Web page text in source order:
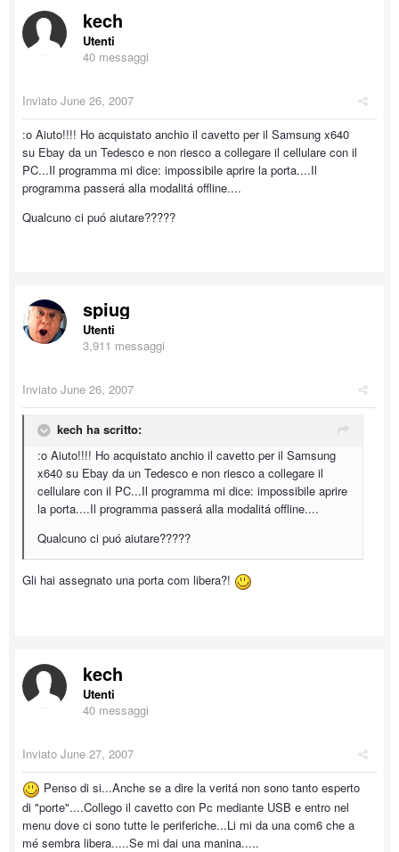
kech
Utenti
40 messaggi
Inviato June 26, 2007
:o Aiuto!!!! Ho acquistato anchio il cavetto per il Samsung x640
su Ebay da un Tedesco e non riesco a collegare il cellulare con il
PC...Il programma mi dice: impossibile aprire la porta....Il
programma passerá alla modalitá offline....
Qualcuno ci puó aiutare?????
spiug
Utenti
3,911 messaggi
Inviato June 26, 2007
kech ha scritto:
:o Aiuto!!!! Ho acquistato anchio il cavetto per il Samsung
x640 su Ebay da un Tedesco e non riesco a collegare il
cellulare con il PC...Il programma mi dice: impossibile aprire
la porta....Il programma passerá alla modalitá offline....
Qualcuno ci puó aiutare?????
Gli hai assegnato una porta com libera?!
kech
Utenti
40 messaggi
Inviato June 27, 2007
Penso di si...Anche se a dire la veritá non sono tanto esperto
di "porte"....Collego il cavetto con Pc mediante USB e entro nel
menu dove ci sono tutte le periferiche...Li mi da una com6 che a
mé sembra libera.....Se mi dai una manina.....